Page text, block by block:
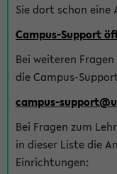
Sie dort schon eine
Campus-Support
Bei weiteren
die Campus-
campus-
Bei Fragen zum
in dieser Liste die
Einrichtungen: